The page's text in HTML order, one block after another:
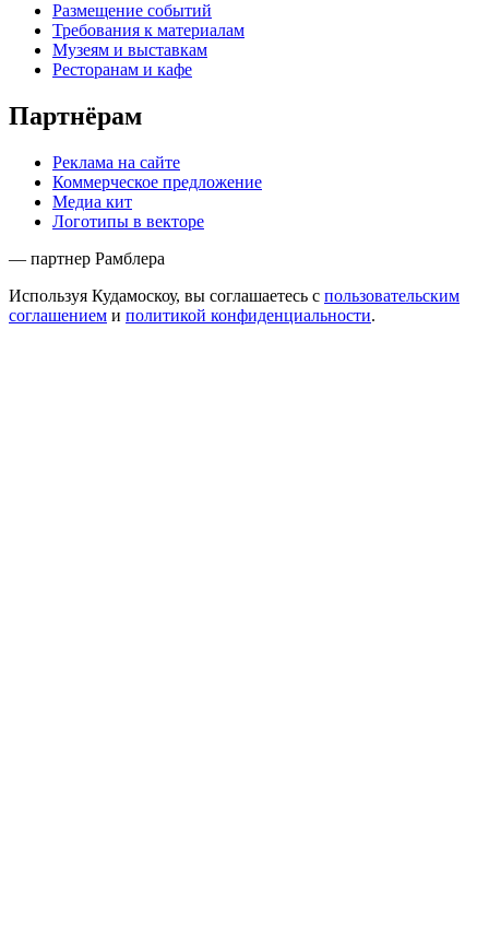
Размещение событий
Требования к материалам
Музеям и выставкам
Ресторанам и кафе
Партнёрам
Реклама на сайте
Коммерческое предложение
Медиа кит
Логотипы в векторе
— партнер Рамблера
Используя Кудамоскоу, вы соглашаетесь с пользовательским
соглашением и политикой конфиденциальности.